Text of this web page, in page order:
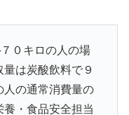
０キロの人の場
は炭酸飲料で９
の通常消費量の
・食品安全担当